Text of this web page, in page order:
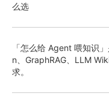
么选
「怎么给 Agent 喂知识
n、GraphRAG、LLM
求。